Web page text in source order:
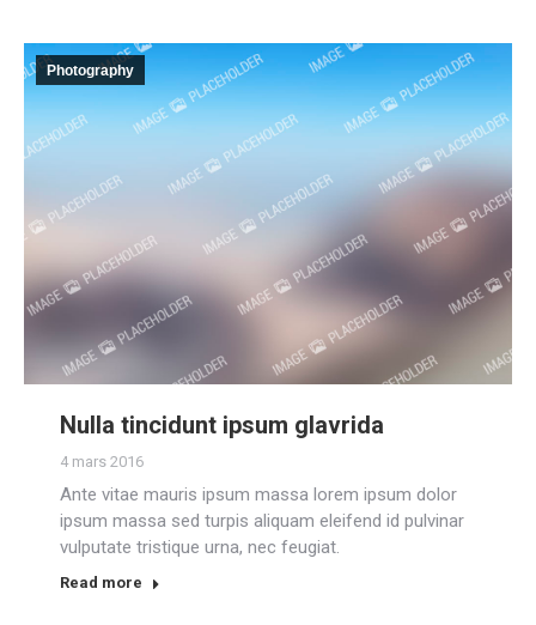
Photography
Nulla tincidunt ipsum glavrida
4 mars 2016
Ante vitae mauris ipsum massa lorem ipsum dolor
ipsum massa sed turpis aliquam eleifend id pulvinar
vulputate tristique urna, nec feugiat.
Read more